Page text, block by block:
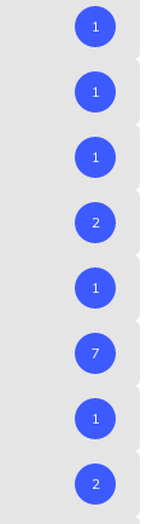
1
1
1
2
1
7
1
2